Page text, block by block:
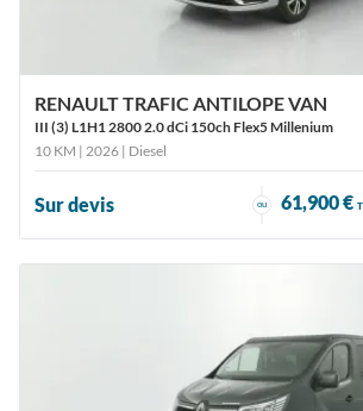
RENAULT TRAFIC ANTILOPE VAN
III (3) L1H1 2800 2.0 dCi 150ch Flex5 Millenium
10 KM | 2026 | Diesel
Sur devis ou 61,900 €